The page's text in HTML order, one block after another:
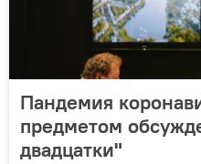
Пандемия
предметом
двадцатки"